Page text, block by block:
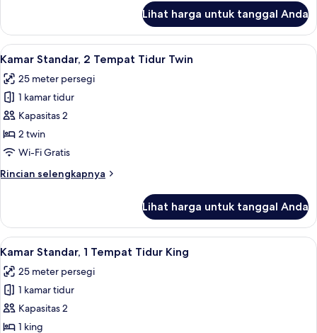
tidur
Sofa
(Long
Stay)
Studio,
Tempat
King
dengan
tidur
Sofa
(Long
Stay)
Lihat harga untuk tanggal Anda
Lihat
semua
foto
untuk
Kamar
Standar,
2
Tidur
Brankas, ruang kerja ramah laptop,
4
Kamar Standar, 2 Tempat Tidur Twin
25 meter persegi
1 kamar tidur
Kapasitas 2
2 twin
Wi-Fi Gratis
Rincian selengkapnya
Rincian
Kamar
Standar,
2
Tidur
Twin
Lihat harga untuk tanggal Anda
Lihat
semua
foto
untuk
Kamar
Standar,
Brankas, ruang kerja ramah laptop,
4
Kamar Standar, 1 Tempat Tidur King
25 meter persegi
1 kamar tidur
Kapasitas 2
1 king